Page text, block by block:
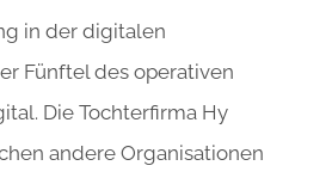
in der digitalen
Fünftel des operativen
Die Tochterfirma Hy
andere Organisationen